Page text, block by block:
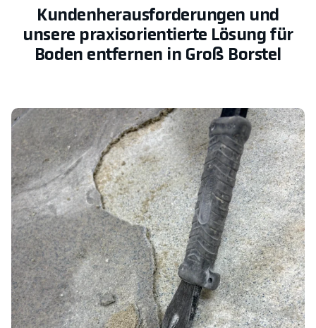
Kundenherausforderungen und
unsere praxisorientierte Lösung für
Boden entfernen in Groß Borstel